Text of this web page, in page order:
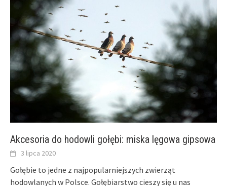
Akcesoria do hodowli gołębi: miska lęgowa gipsowa
3 lipca 2020
Gołębie to jedne z najpopularniejszych zwierząt
hodowlanych w Polsce. Gołębiarstwo cieszy się u nas